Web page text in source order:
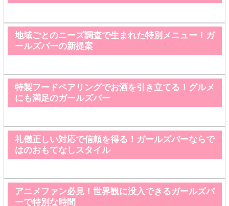
地域ごとのニーズ調査で生まれた特別メニュー！ガ
ールズバーの新提案
特製フードペアリングでお酒を引き立てる！グルメ
にも満足のガールズバー
礼儀正しい対応で信頼を得る！ガールズバーならで
はのおもてなしスタイル
アニメファン必見！世界観に没入できるガールズバ
ーで特別な時間